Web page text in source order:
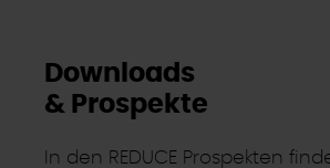
Downloads
& Prospekte
In den REDUCE Prospekten